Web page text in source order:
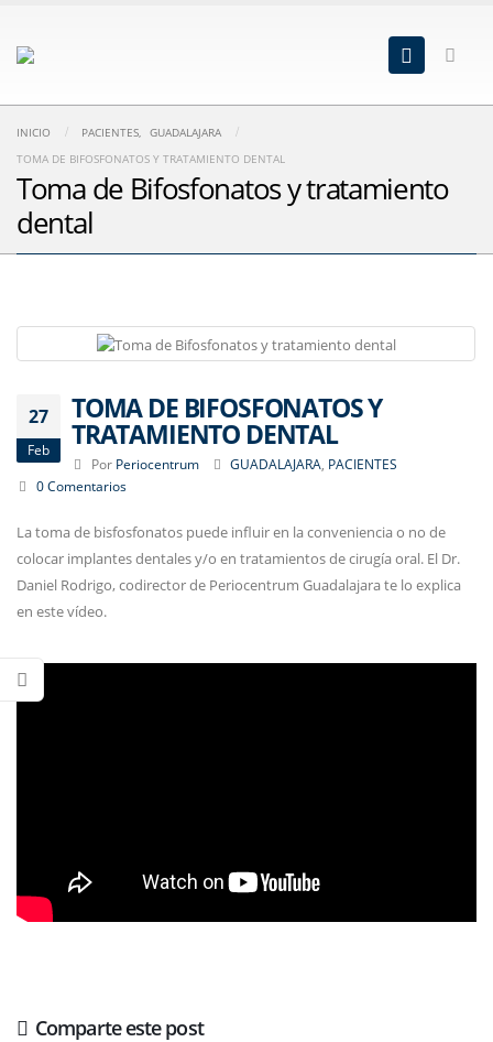
INICIO PACIENTES, GUADALAJARA
TOMA DE BIFOSFONATOS Y TRATAMIENTO DENTAL
Toma de Bifosfonatos y tratamiento
dental
27
Feb
TOMA DE BIFOSFONATOS Y
TRATAMIENTO DENTAL
Por Periocentrum GUADALAJARA PACIENTES
0 Comentarios
La toma de bisfosfonatos puede influir en la conveniencia o no de
colocar implantes dentales y/o en tratamientos de cirugía oral. El Dr.
Daniel Rodrigo, codirector de Periocentrum Guadalajara te lo explica
en este vídeo.
Comparte este post